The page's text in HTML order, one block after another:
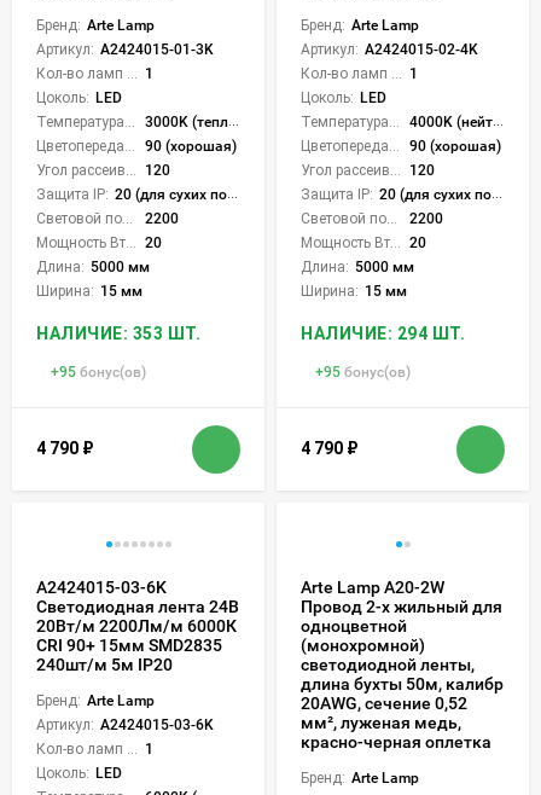
Бренд: Arte Lamp
Артикул: A2424015-01-3K
1
Цоколь: LED
3000K (теплый)
90 (хорошая)
120
Защита IP: 20 (для сухих пом.)
2200
20
Длина: 5000 мм
Ширина: 15 мм
НАЛИЧИЕ: 353 ШТ.
+95 бонус(ов)
4 790 ₽
Бренд: Arte Lamp
Артикул: A2424015-02-4K
1
Цоколь: LED
4000K (нейтральный)
90 (хорошая)
120
Защита IP: 20 (для сухих пом.)
2200
20
Длина: 5000 мм
Ширина: 15 мм
НАЛИЧИЕ: 294 ШТ.
+95 бонус(ов)
4 790 ₽
A2424015-03-6K
Светодиодная лента 24В
20Вт/м 2200Лм/м 6000К
CRI 90+ 15мм SMD2835
240шт/м 5м IP20
Бренд: Arte Lamp
Артикул: A2424015-03-6K
1
Цоколь: LED
Arte Lamp A20-2W
Провод 2-х жильный для
одноцветной
(монохромной)
светодиодной ленты,
длина бухты 50м, калибр
20AWG, сечение 0,52
мм², луженая медь,
красно-черная оплетка
Бренд: Arte Lamp